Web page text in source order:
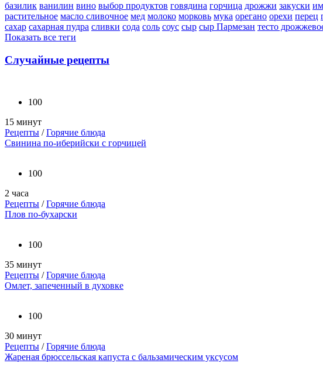
базилик ванилин вино выбор продуктов говядина горчица дрожжи закуски
растительное масло сливочное мед молоко морковь мука орегано орехи перец
сахар сахарная пудра сливки сода соль соус сыр сыр Пармезан тесто
Показать все теги
Случайные рецепты
100
15 минут
Рецепты /Горячие блюда
Свинина по-иберийски с горчицей
100
2 часа
Рецепты /Горячие блюда
Плов по-бухарски
100
35 минут
Рецепты /Горячие блюда
Омлет, запеченный в духовке
100
30 минут
Рецепты /Горячие блюда
Жареная брюссельская капуста с бальзамическим уксусом